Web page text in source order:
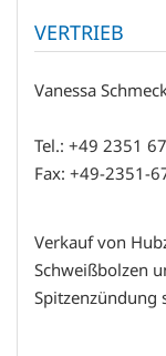
VERTRIEB
Vanessa
Tel.: +49 2351
Fax: +49-2351-
Verkauf von
Schweißbolzen
Spitzenzündung